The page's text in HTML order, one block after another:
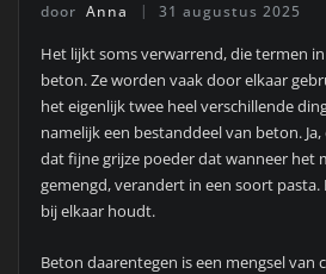
door Anna 31 augustus 2025
Het lijkt soms verwarrend, die termen
beton. Ze worden vaak door elkaar
het eigenlijk twee heel verschillende
namelijk een bestanddeel van beton.
dat fijne grijze poeder dat wanneer het
gemengd, verandert in een soort pasta.
bij elkaar houdt.
Beton daarentegen is een mengsel van